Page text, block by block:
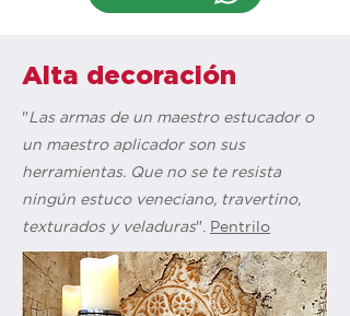
Alta decoración
"Las armas de un maestro estucador o
un maestro aplicador son sus
herramientas. Que no se te resista
ningún estuco veneciano, travertino,
texturados y veladuras". Pentrilo